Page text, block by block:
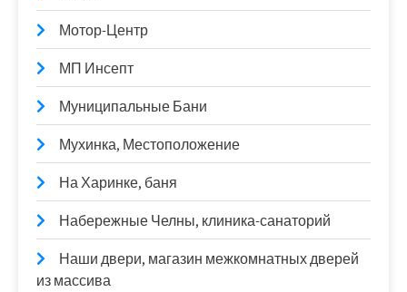
Мотор-Центр
МП Инсепт
Муниципальные Бани
Мухинка, Местоположение
На Харинке, баня
Набережные Челны, клиника-санаторий
Наши двери, магазин межкомнатных дверей
из массива